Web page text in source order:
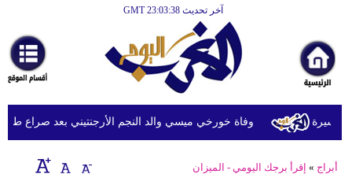
آخر تحديث GMT 23:03:38
أخبارعاجلة
رياضة
ثقافة
إقتصاد
وفاة خورخي ميسي والد النجم الأرجنتيني بعد صراع طويل
أبراج » إقرأ برجك اليومي - الميزان